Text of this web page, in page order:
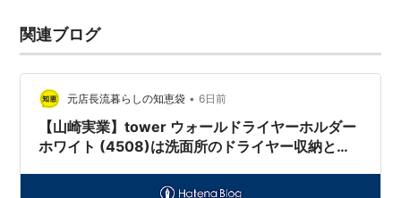
関連ブログ
元店長流暮らしの知恵袋 • 6日前
【山崎実業】tower ウォールドライヤーホルダー
ホワイト (4508)は洗面所のドライヤー収納とコ